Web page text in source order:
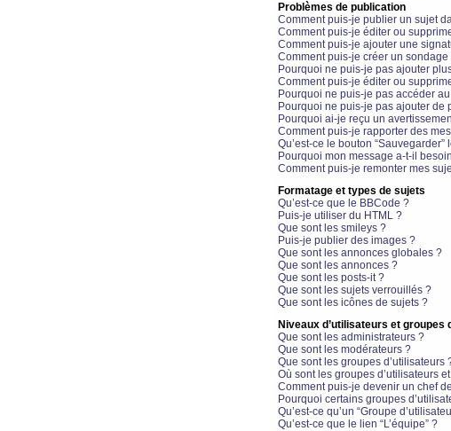
Problèmes de publication
Comment puis-je publier un sujet
Comment puis-je éditer ou
Comment puis-je ajouter une
Comment puis-je créer un sondage
Pourquoi ne puis-je pas ajouter
Comment puis-je éditer ou
Pourquoi ne puis-je pas accéder
Pourquoi ne puis-je pas ajouter de
Pourquoi ai-je reçu un
Comment puis-je rapporter des
Qu’est-ce le bouton
Pourquoi mon message a-t-il
Comment puis-je remonter mes
Formatage et types de sujets
Qu’est-ce que le BBCode ?
Puis-je utiliser du HTML ?
Que sont les smileys ?
Puis-je publier des images ?
Que sont les annonces globales ?
Que sont les annonces ?
Que sont les posts-it ?
Que sont les sujets verrouillés ?
Que sont les icônes de sujets ?
Niveaux d’utilisateurs et groupes
Que sont les administrateurs ?
Que sont les modérateurs ?
Que sont les groupes d’utilisateurs
Où sont les groupes d’utilisateurs
Comment puis-je devenir un chef
Pourquoi certains groupes
Qu’est-ce qu’un “Groupe
Qu’est-ce que le lien “L’équipe” ?